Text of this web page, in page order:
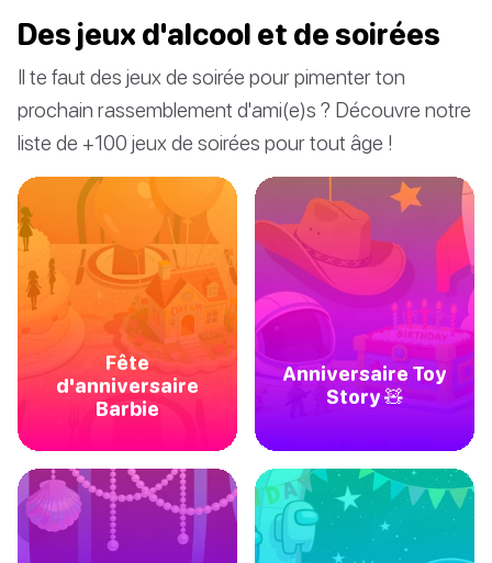
Des jeux d'alcool et de soirées
Il te faut des jeux de soirée pour pimenter ton
prochain rassemblement d'ami(e)s ? Découvre notre
liste de +100 jeux de soirées pour tout âge !
Fête
d'anniversaire
Barbie
Anniversaire Toy
Story 🧸